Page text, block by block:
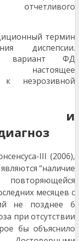
отчетливого
термин
диспепсии.
вариант ФД
настоящее
неэрозивной
и
III (2006),
“наличие
месяцев с
не позднее 6
при отсутствии
бы объяснило